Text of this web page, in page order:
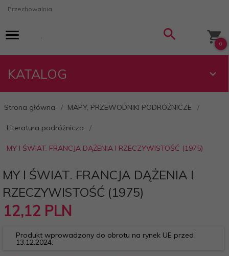
Przechowalnia
0
KATALOG
Strona główna MAPY, PRZEWODNIKI PODRÓŻNICZE
Literatura podróżnicza
MY I ŚWIAT. FRANCJA DĄŻENIA I RZECZYWISTOŚĆ (1975)
MY I ŚWIAT. FRANCJA DĄŻENIA I
RZECZYWISTOŚĆ (1975)
12,12 PLN
Produkt wprowadzony do obrotu na rynek UE przed
13.12.2024.